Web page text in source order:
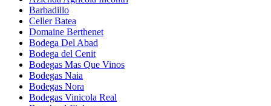
Barbadillo
Celler Batea
Domaine Berthenet
Bodega Del Abad
Bodega del Cenit
Bodegas Mas Que Vinos
Bodegas Naia
Bodegas Nora
Bodegas Vinicola Real